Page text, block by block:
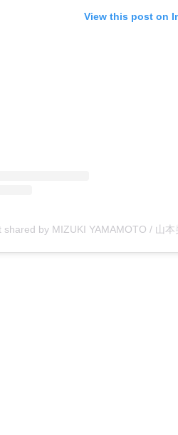
View this post on
shared by MIZUKI YAMAMOTO / 山